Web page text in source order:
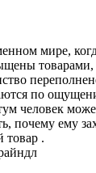
мире,
по
человек
почему ему
товар .